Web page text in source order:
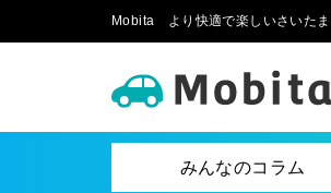
Mobita より快適で楽しいさいたま
みんなのコラム